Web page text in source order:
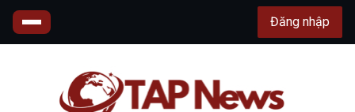
Đăng nhập